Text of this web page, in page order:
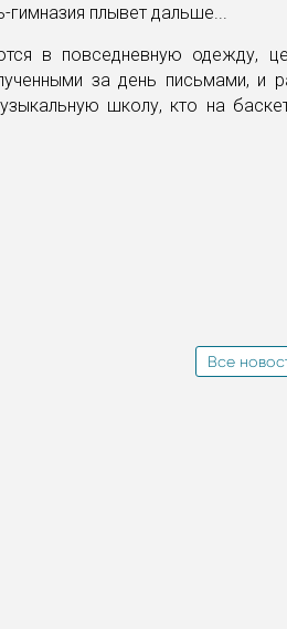
гимназия плывет дальше...
в повседневную одежду,
за день письмами, и
школу, кто на
Все